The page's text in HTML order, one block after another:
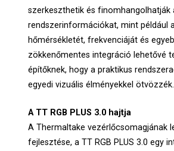
szerkeszthetik és finomhangolhatják
rendszerinformációkat, mint például
hőmérsékletét, frekvenciáját és
zökkenőmentes integráció lehetővé
építőknek, hogy a praktikus
egyedi vizuális élményekkel ötvözzék.
A TT RGB PLUS 3.0 hajtja
A Thermaltake vezérlőcsomagjának
fejlesztése, a TT RGB PLUS 3.0 egy